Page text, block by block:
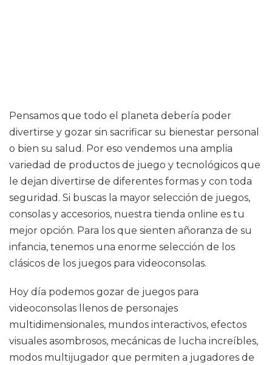
Pensamos que todo el planeta debería poder
divertirse y gozar sin sacrificar su bienestar personal
o bien su salud. Por eso vendemos una amplia
variedad de productos de juego y tecnológicos que
le dejan divertirse de diferentes formas y con toda
seguridad. Si buscas la mayor selección de juegos,
consolas y accesorios, nuestra tienda online es tu
mejor opción. Para los que sienten añoranza de su
infancia, tenemos una enorme selección de los
clásicos de los juegos para videoconsolas.
Hoy día podemos gozar de juegos para
videoconsolas llenos de personajes
multidimensionales, mundos interactivos, efectos
visuales asombrosos, mecánicas de lucha increíbles,
modos multijugador que permiten a jugadores de